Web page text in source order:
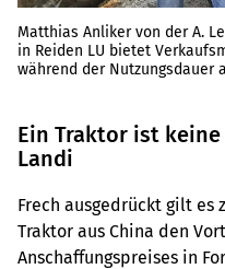
Matthias Anliker von der A.
in Reiden LU bietet
während der Nutzungsdauer
Ein Traktor ist
Landi
Frech ausgedrückt gilt es
Traktor aus China den
Anschaffungspreises in